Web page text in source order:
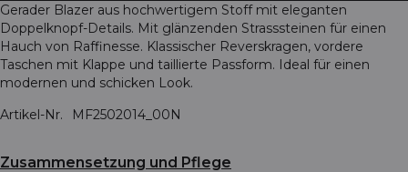
Gerader Blazer aus hochwertigem Stoff mit eleganten
Doppelknopf-Details. Mit glänzenden Strasssteinen für einen
Hauch von Raffinesse. Klassischer Reverskragen, vordere
Taschen mit Klappe und taillierte Passform. Ideal für einen
modernen und schicken Look.
Artikel-Nr.
MF2502014_00N
Zusammensetzung und Pflege